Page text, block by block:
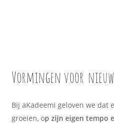
Vormingen voor
Bij aKadeemi geloven we dat
groeien, op zijn eigen tempo